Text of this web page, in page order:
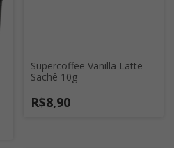
Supercoffee Vanilla Latte
Sachê 10g
R$8,90